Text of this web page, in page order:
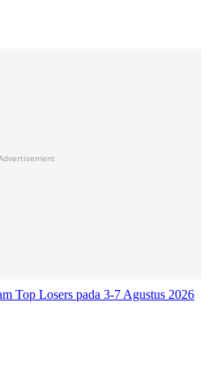
Top Losers pada 3-7 Agustus 2026